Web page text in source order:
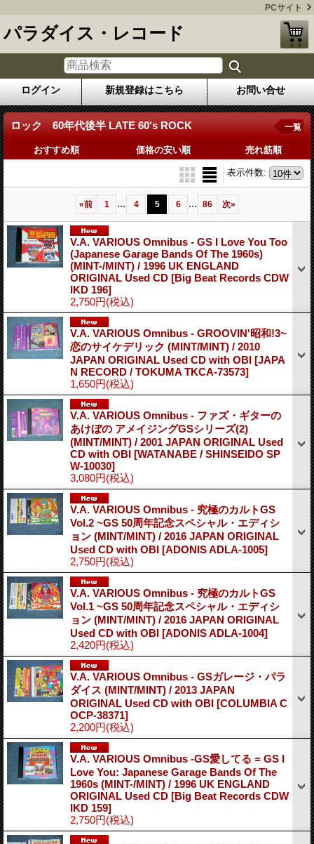
PCサイト
パラダイス・レコード
ログイン 新規登録はこちら お問い合せ
ロック 60年代後半 LATE 60's ROCK 一覧
おすすめ順 価格の安い順 売れ筋順
表示件数:
«前 1 ... 4 5 6 ... 86 次»
V.A. VARIOUS Omnibus - GS I Love You Too
(Japanese Garage Bands Of The 1960s)
(MINT-/MINT) / 1996 UK ENGLAND
ORIGINAL Used CD [Big Beat Records CDW
IKD 196]
2,750円(税込)
V.A. VARIOUS Omnibus - GROOVIN'昭和!3~
恋のサイケデリック (MINT/MINT) / 2010
JAPAN ORIGINAL Used CD with OBI [JAPA
N RECORD / TOKUMA TKCA-73573]
1,650円(税込)
V.A. VARIOUS Omnibus - ファズ・ギターの
あけぼの アメイジングGSシリーズ(2)
(MINT/MINT) / 2001 JAPAN ORIGINAL Used
CD with OBI [WATANABE / SHINSEIDO SP
W-10030]
3,080円(税込)
V.A. VARIOUS Omnibus - 究極のカルトGS
Vol.2 ~GS 50周年記念スペシャル・エディシ
ョン (MINT/MINT) / 2016 JAPAN ORIGINAL
Used CD with OBI [ADONIS ADLA-1005]
2,750円(税込)
V.A. VARIOUS Omnibus - 究極のカルトGS
Vol.1 ~GS 50周年記念スペシャル・エディシ
ョン (MINT/MINT) / 2016 JAPAN ORIGINAL
Used CD with OBI [ADONIS ADLA-1004]
2,420円(税込)
V.A. VARIOUS Omnibus - GSガレージ・パラ
ダイス (MINT/MINT) / 2013 JAPAN
ORIGINAL Used CD with OBI [COLUMBIA C
OCP-38371]
2,200円(税込)
V.A. VARIOUS Omnibus -GS愛してる = GS I
Love You: Japanese Garage Bands Of The
1960s (MINT-/MINT) / 1996 UK ENGLAND
ORIGINAL Used CD [Big Beat Records CDW
IKD 159]
2,750円(税込)